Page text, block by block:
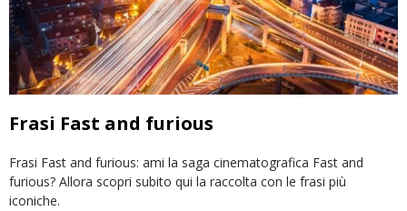
Frasi Fast and furious
Frasi Fast and furious: ami la saga cinematografica Fast and
furious? Allora scopri subito qui la raccolta con le frasi più
iconiche.